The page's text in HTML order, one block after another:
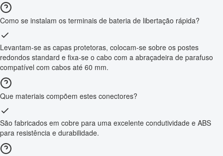
Como se instalam os terminais de bateria de libertação rápida?
Levantam-se as capas protetoras, colocam-se sobre os postes
redondos standard e fixa-se o cabo com a abraçadeira de parafuso
compatível com cabos até 60 mm.
Que materiais compõem estes conectores?
São fabricados em cobre para uma excelente condutividade e ABS
para resistência e durabilidade.